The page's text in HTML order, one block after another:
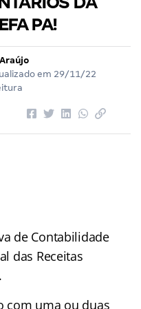
PA!
em 29/11/22
de Contabilidade
das Receitas
com uma ou duas